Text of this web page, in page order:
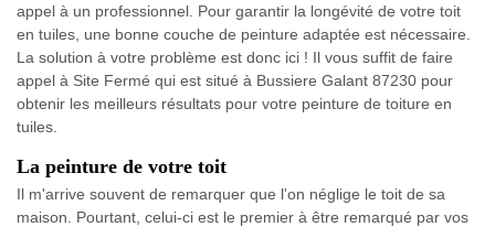
appel à un professionnel. Pour garantir la longévité de votre toit
en tuiles, une bonne couche de peinture adaptée est nécessaire.
La solution à votre problème est donc ici ! Il vous suffit de faire
appel à Site Fermé qui est situé à Bussiere Galant 87230 pour
obtenir les meilleurs résultats pour votre peinture de toiture en
tuiles.
La peinture de votre toit
Il m'arrive souvent de remarquer que l'on néglige le toit de sa
maison. Pourtant, celui-ci est le premier à être remarqué par vos